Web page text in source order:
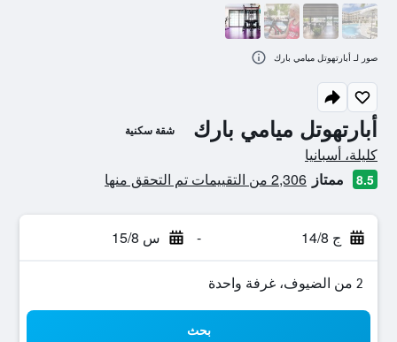
أبارتهوتل ميامي بارك شقة سكنية
تقييم فئة 0
كليلة، أسبانيا
8.5 ممتاز 2,306 من التقييمات تم التحقق منها
ج 14/8 - س 15/8
2 من الضيوف، غرفة واحدة
بحث
صور لـ أبارتهوتل ميامي بارك